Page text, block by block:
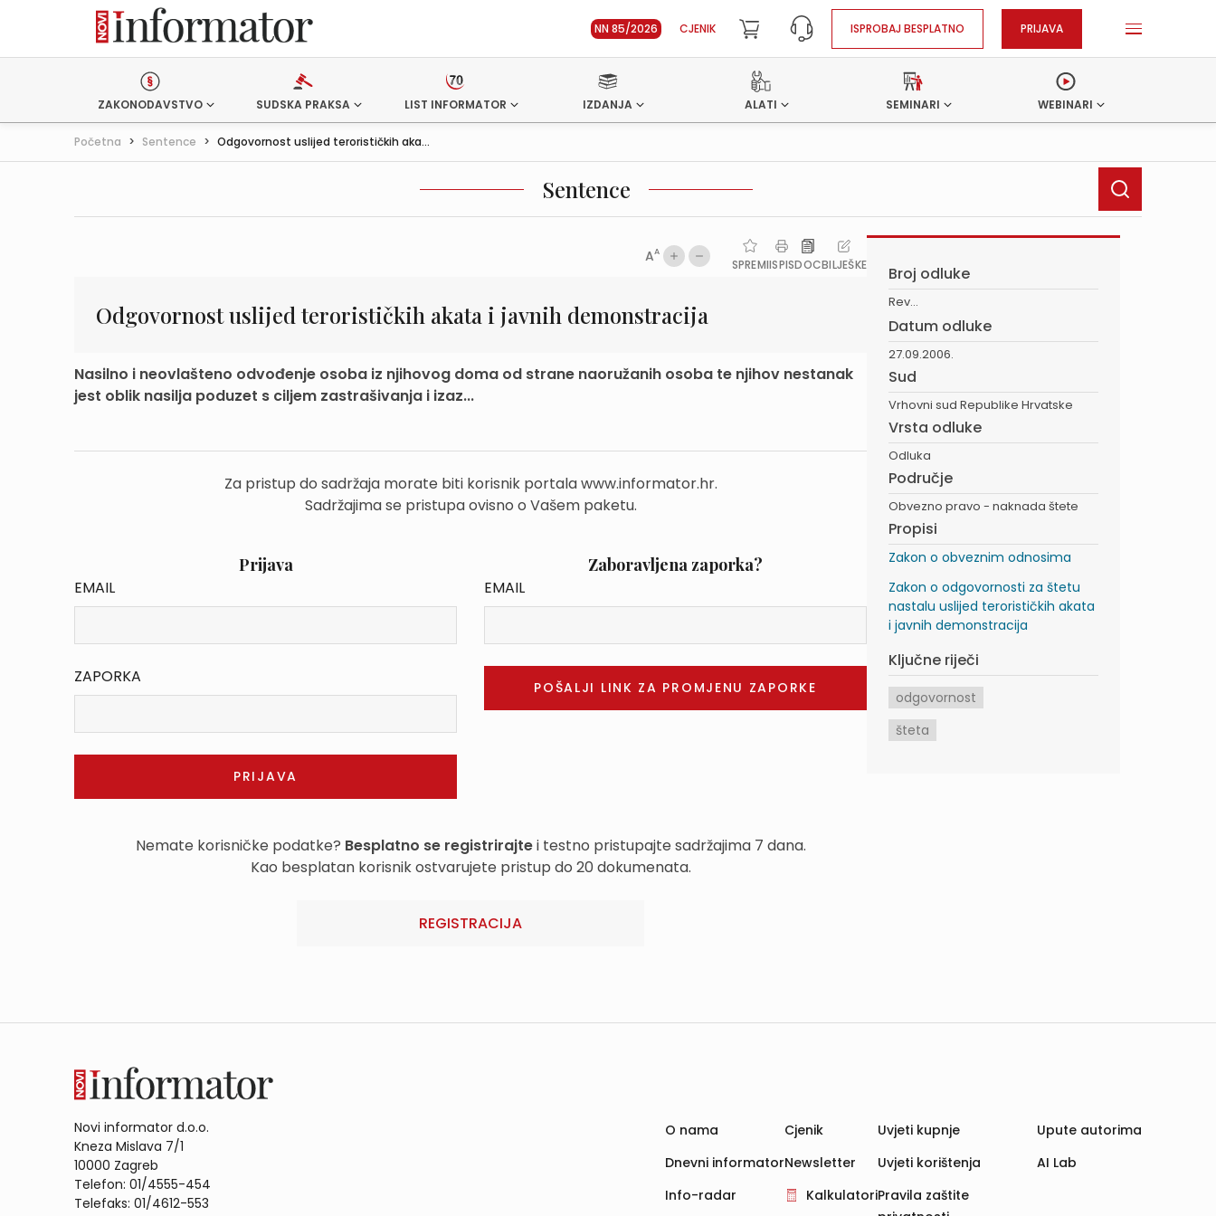
NN 85/2026 CJENIK ISPROBAJ BESPLATNO PRIJAVA
ZAKONODAVSTVO SUDSKA PRAKSA LIST INFORMATOR IZDANJA ALATI SEMINARI WEBINARI
Početna > Sentence > Odgovornost uslijed terorističkih aka...
Sentence
AA
SPREMIISPISDOCBILJEŠKE
Odgovornost uslijed terorističkih akata i javnih demonstracija
Nasilno i neovlašteno odvođenje osoba iz njihovog doma od strane naoružanih osoba te njihov nestanak
jest oblik nasilja poduzet s ciljem zastrašivanja i izaz...
Za pristup do sadržaja morate biti korisnik portala www.informator.hr.
Sadržajima se pristupa ovisno o Vašem paketu.
Prijava
EMAIL
ZAPORKA
Zaboravljena zaporka?
EMAIL
Nemate korisničke podatke? Besplatno se registrirajtei testno pristupajte sadržajima 7 dana.
Kao besplatan korisnik ostvarujete pristup do 20 dokumenata.
REGISTRACIJA
Broj odluke
Rev...
Datum odluke
27.09.2006.
Sud
Vrhovni sud Republike Hrvatske
Vrsta odluke
Odluka
Područje
Obvezno pravo - naknada štete
Propisi
Zakon o obveznim odnosima
Zakon o odgovornosti za štetu
nastalu uslijed terorističkih akata
i javnih demonstracija
Ključne riječi
odgovornost
šteta
Novi informator d.o.o.
Kneza Mislava 7/1
10000 Zagreb
Telefon: 01/4555-454
Telefaks: 01/4612-553
O nama
Dnevni informator
Info-radar
Cjenik
Newsletter
Kalkulatori
Uvjeti kupnje
Uvjeti korištenja
Pravila zaštite
Upute autorima
AI Lab